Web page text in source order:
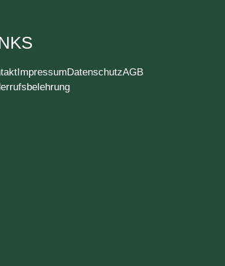
ImpressumDatenschutzAGB